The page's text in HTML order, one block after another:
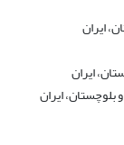
ایران
ایران
ایران